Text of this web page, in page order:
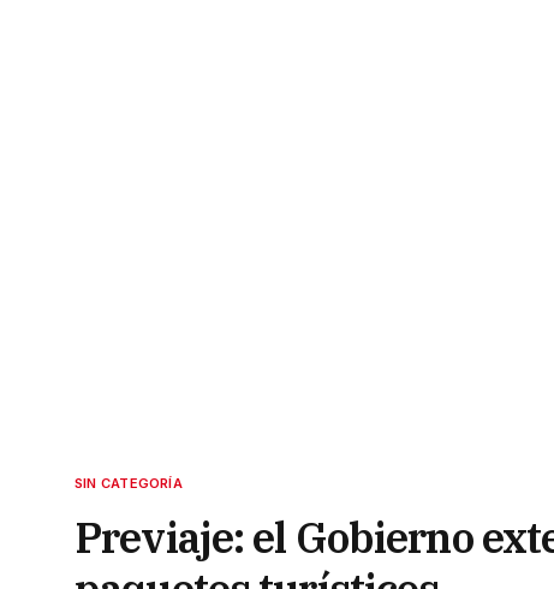
SIN CATEGORÍA
Previaje: el Gobierno